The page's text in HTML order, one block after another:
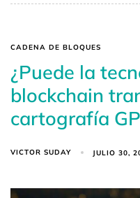
CADENA DE BLOQUES
¿Puede la
blockchain
cartografía
VICTOR SUDAY JULIO 30,